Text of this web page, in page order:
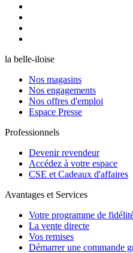
la belle-iloise
Nos magasins
Nos engagements
Nos offres d'emploi
Espace Presse
Professionnels
Devenir revendeur
Accédez à votre espace
CSE et Cadeaux d'affaires
Avantages et Services
Votre programme de
La vente directe
Vos remises
Démarrer une commande